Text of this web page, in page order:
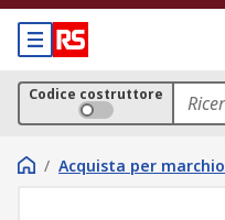
Codice costruttore
/ Acquista per marchio